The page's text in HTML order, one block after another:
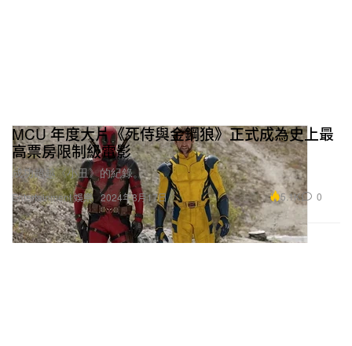
Entertainment 娛樂
MCU 年度大片《死侍與金鋼狼》正式成為史上最
高票房限制級電影
成功超越《小丑》的紀錄。
2024年8月17日 5.1K 0